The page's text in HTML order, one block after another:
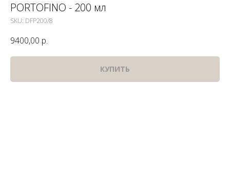
PORTOFINO - 200 мл
SKU: DFP200/8
9400,00 р.
КУПИТЬ